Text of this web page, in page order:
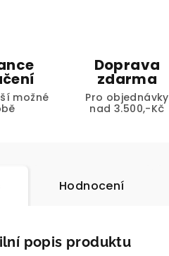
možné
Doprava
zdarma
Pro objednávky
nad 3.500,-Kč
Hodnocení
popis produktu